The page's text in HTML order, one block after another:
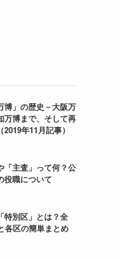
博」の歴史－大阪万
万博まで、そして再
年11月記事）
「主査」って何？公
役職について
特別区」とは？全
各区の簡単まとめ